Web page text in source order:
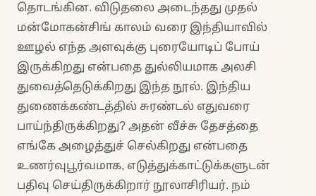
தொடங்கின. விடுதலை அடைந்தது முதல்
மன்மோகன்சிங் காலம் வரை இந்தியாவில்
ஊழல் எந்த அளவுக்கு புரையோடிப் போய்
இருக்கிறது என்பதை துல்லியமாக அலசி
துவைத்தெடுக்கிறது இந்த நூல். இந்திய
துணைக்கண்டத்தில் சுரண்டல் எதுவரை
பாய்ந்திருக்கிறது? அதன் வீச்சு தேசத்தை
எங்கே அழைத்துச் செல்கிறது என்பதை
உணர்வுபூர்வமாக, எடுத்துக்காட்டுக்களுடன்
பதிவு செய்திருக்கிறார் நூலாசிரியர். நம்